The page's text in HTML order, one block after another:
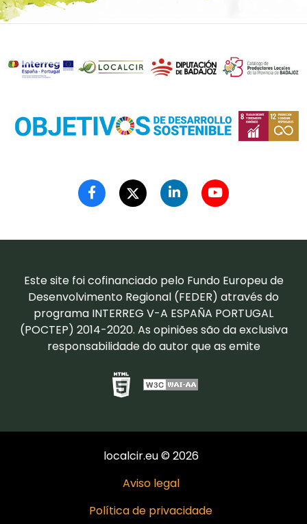
Este site foi cofinanciado pelo Fundo Europeu de
Desenvolvimento Regional (FEDER) através do
programa INTERREG V-A ESPAÑA PORTUGAL
(POCTEP) 2014-2020. As opiniões são da exclusiva
responsabilidade do autor que as emite
localcir.eu © 2026
Aviso legal
Política de privacidade